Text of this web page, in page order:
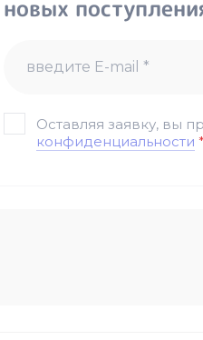
новых
Оставляя заявку, вы
конфиденциальности *